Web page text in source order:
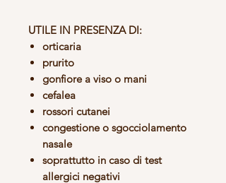
UTILE IN PRESENZA DI:
orticaria
prurito
gonfiore a viso o mani
cefalea
rossori cutanei
congestione o sgocciolamento
nasale
soprattutto in caso di test
allergici negativi